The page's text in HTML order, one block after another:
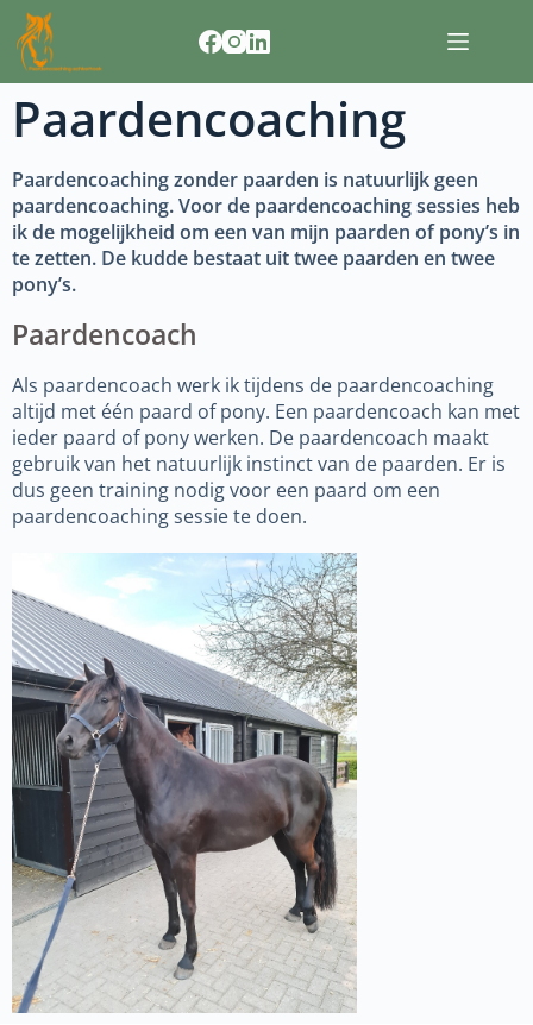
Deze
trajecten
bied ik
Over
ons
Contact
Paardencoaching
Paardencoaching zonder paarden is natuurlijk geen
paardencoaching. Voor de paardencoaching sessies heb
ik de mogelijkheid om een van mijn paarden of pony’s in
te zetten. De kudde bestaat uit twee paarden en twee
pony’s.
Paardencoach
Als paardencoach werk ik tijdens de paardencoaching
altijd met één paard of pony. Een paardencoach kan met
ieder paard of pony werken. De paardencoach maakt
gebruik van het natuurlijk instinct van de paarden. Er is
dus geen training nodig voor een paard om een
paardencoaching sessie te doen.